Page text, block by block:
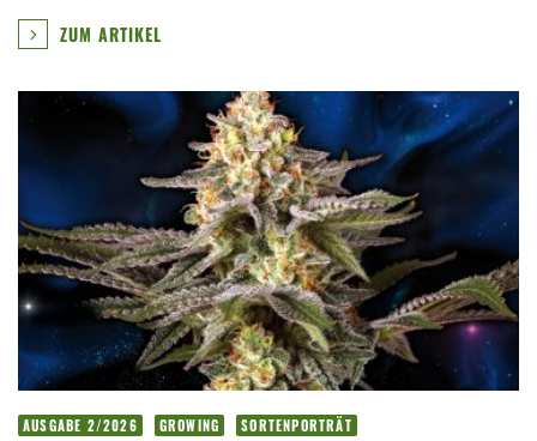
ZUM ARTIKEL
AUSGABE 2/2026 GROWING SORTENPORTRÄT